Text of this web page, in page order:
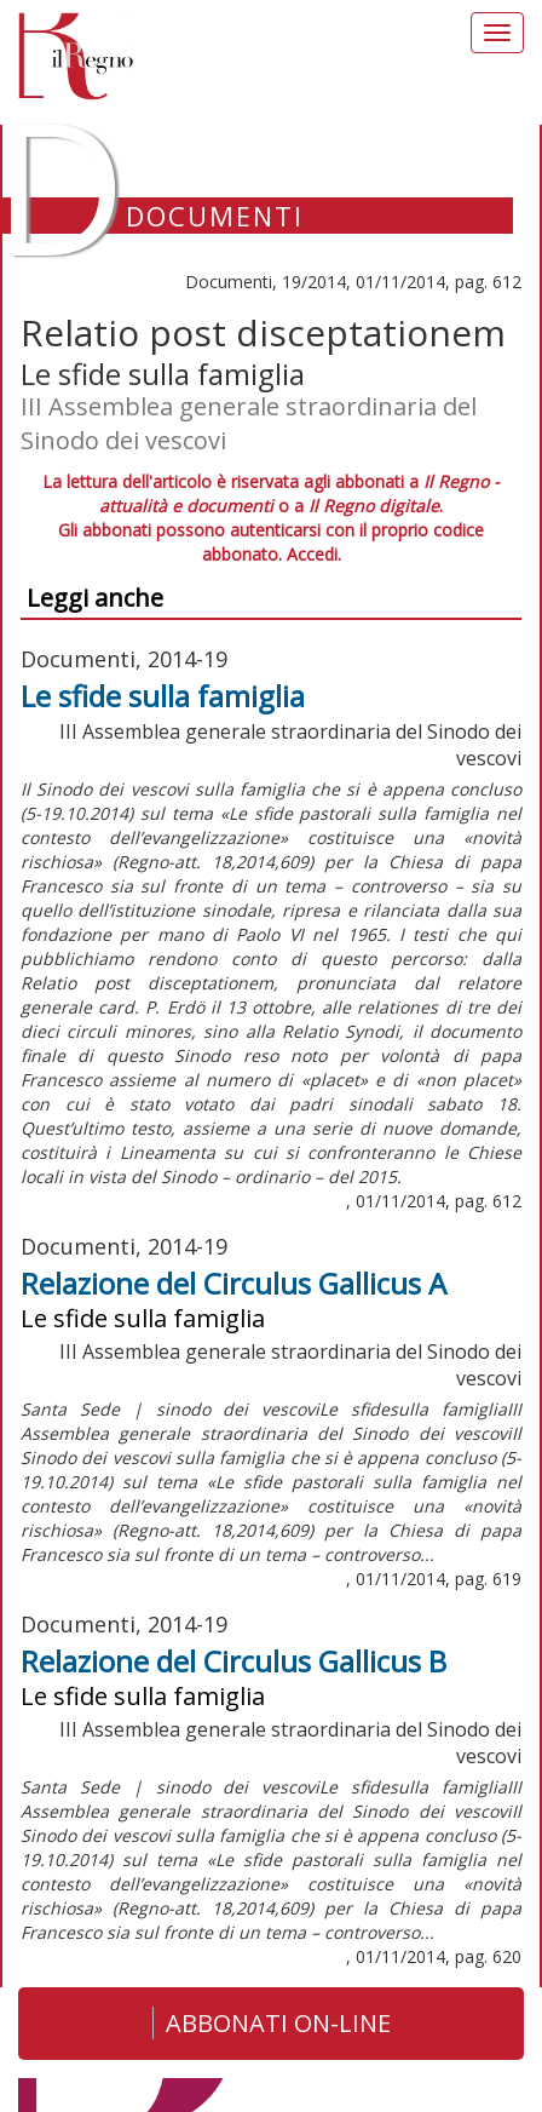
DOCUMENTI
Documenti, 19/2014, 01/11/2014, pag. 612
Relatio post disceptationem
Le sfide sulla famiglia
III Assemblea generale straordinaria del
Sinodo dei vescovi
La lettura dell'articolo è riservata agli abbonati a Il Regno -
attualità e documentio a Il Regno digitale.
Gli abbonati possono autenticarsi con il proprio codice
abbonato. Accedi.
Leggi anche
Documenti, 2014-19
Le sfide sulla famiglia
III Assemblea generale straordinaria del Sinodo dei
vescovi
Il Sinodo dei vescovi sulla famiglia che si è appena concluso
(5-19.10.2014) sul tema «Le sfide pastorali sulla famiglia nel
contesto dell’evangelizzazione» costituisce una «novità
rischiosa» (Regno-att. 18,2014,609) per la Chiesa di papa
Francesco sia sul fronte di un tema – controverso – sia su
quello dell’istituzione sinodale, ripresa e rilanciata dalla sua
fondazione per mano di Paolo VI nel 1965. I testi che qui
pubblichiamo rendono conto di questo percorso: dalla
Relatio post disceptationem, pronunciata dal relatore
generale card. P. Erdö il 13 ottobre, alle relationes di tre dei
dieci circuli minores, sino alla Relatio Synodi, il documento
finale di questo Sinodo reso noto per volontà di papa
Francesco assieme al numero di «placet» e di «non placet»
con cui è stato votato dai padri sinodali sabato 18.
Quest’ultimo testo, assieme a una serie di nuove domande,
costituirà i Lineamenta su cui si confronteranno le Chiese
locali in vista del Sinodo – ordinario – del 2015.
, 01/11/2014, pag. 612
Documenti, 2014-19
Relazione del Circulus Gallicus A
Le sfide sulla famiglia
III Assemblea generale straordinaria del Sinodo dei
vescovi
Santa Sede | sinodo dei vescoviLe sfidesulla famigliaIII
Assemblea generale straordinaria del Sinodo dei vescoviIl
Sinodo dei vescovi sulla famiglia che si è appena concluso (5-
19.10.2014) sul tema «Le sfide pastorali sulla famiglia nel
contesto dell’evangelizzazione» costituisce una «novità
rischiosa» (Regno-att. 18,2014,609) per la Chiesa di papa
Francesco sia sul fronte di un tema – controverso...
, 01/11/2014, pag. 619
Documenti, 2014-19
Relazione del Circulus Gallicus B
Le sfide sulla famiglia
III Assemblea generale straordinaria del Sinodo dei
vescovi
Santa Sede | sinodo dei vescoviLe sfidesulla famigliaIII
Assemblea generale straordinaria del Sinodo dei vescoviIl
Sinodo dei vescovi sulla famiglia che si è appena concluso (5-
19.10.2014) sul tema «Le sfide pastorali sulla famiglia nel
contesto dell’evangelizzazione» costituisce una «novità
rischiosa» (Regno-att. 18,2014,609) per la Chiesa di papa
Francesco sia sul fronte di un tema – controverso...
, 01/11/2014, pag. 620
ABBONATI ON-LINE